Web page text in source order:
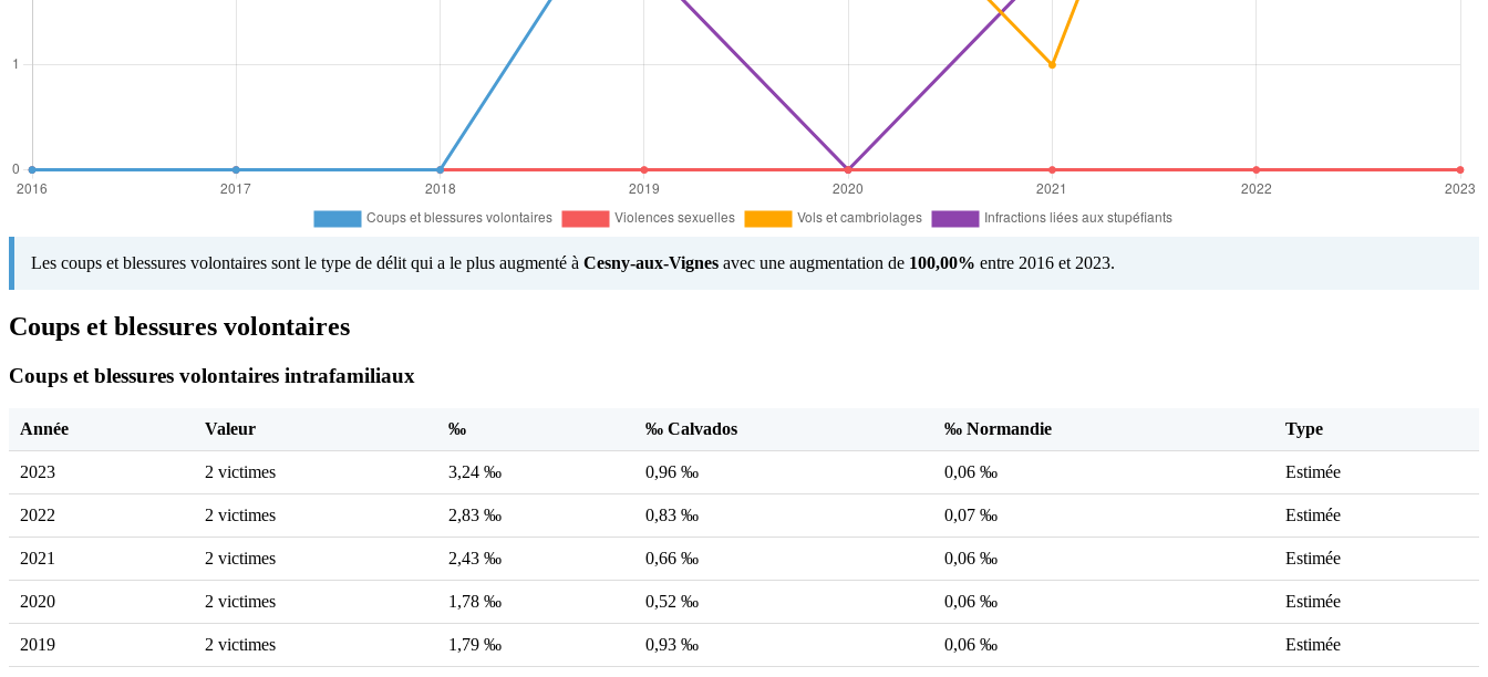
Les coups et blessures volontaires sont le type de délit qui a le plus augmenté à Cesny-aux-Vignes avec une augmentation de 100,00% entre 2016 et 2023.
Coups et blessures volontaires
Coups et blessures volontaires intrafamiliaux
Année Valeur ‰ ‰ Calvados ‰ Normandie Type
2023 2 victimes 3,24 ‰ 0,96 ‰ 0,06 ‰ Estimée
2022 2 victimes 2,83 ‰ 0,83 ‰ 0,07 ‰ Estimée
2021 2 victimes 2,43 ‰ 0,66 ‰ 0,06 ‰ Estimée
2020 2 victimes 1,78 ‰ 0,52 ‰ 0,06 ‰ Estimée
2019 2 victimes 1,79 ‰ 0,93 ‰ 0,06 ‰ Estimée